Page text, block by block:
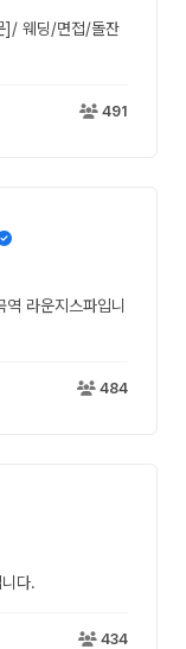
]/ 웨딩/면접/돌잔
491
라운지스파입니
484
다.
434